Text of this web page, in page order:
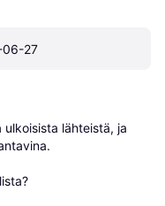
06-27
lähteistä, ja